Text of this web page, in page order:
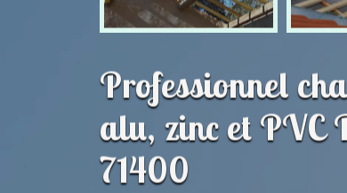
Professionnel
alu, zinc et PVC
71400